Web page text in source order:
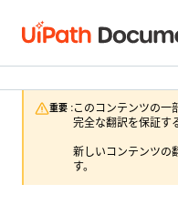
重要 :このコンテンツの一
完全な翻訳を保証す
新しいコンテンツの
す。